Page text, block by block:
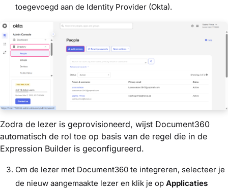
toegevoegd aan de Identity Provider (Okta).
Zodra de lezer is geprovisioneerd, wijst Document360
automatisch de rol toe op basis van de regel die in de
Expression Builder is geconfigureerd.
Om de lezer met Document360 te integreren, selecteer je
de nieuw aangemaakte lezer en klik je op Applicaties